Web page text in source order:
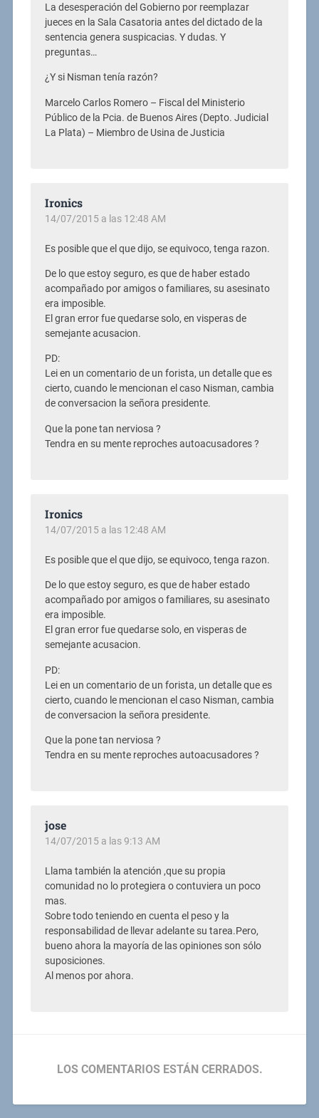
La desesperación del Gobierno por reemplazar
jueces en la Sala Casatoria antes del dictado de la
sentencia genera suspicacias. Y dudas. Y
preguntas…
¿Y si Nisman tenía razón?
Marcelo Carlos Romero – Fiscal del Ministerio
Público de la Pcia. de Buenos Aires (Depto. Judicial
La Plata) – Miembro de Usina de Justicia
Ironics
14/07/2015 a las 12:48 AM
Es posible que el que dijo, se equivoco, tenga razon.
De lo que estoy seguro, es que de haber estado
acompañado por amigos o familiares, su asesinato
era imposible.
El gran error fue quedarse solo, en visperas de
semejante acusacion.
PD:
Lei en un comentario de un forista, un detalle que es
cierto, cuando le mencionan el caso Nisman, cambia
de conversacion la señora presidente.
Que la pone tan nerviosa ?
Tendra en su mente reproches autoacusadores ?
Ironics
14/07/2015 a las 12:48 AM
Es posible que el que dijo, se equivoco, tenga razon.
De lo que estoy seguro, es que de haber estado
acompañado por amigos o familiares, su asesinato
era imposible.
El gran error fue quedarse solo, en visperas de
semejante acusacion.
PD:
Lei en un comentario de un forista, un detalle que es
cierto, cuando le mencionan el caso Nisman, cambia
de conversacion la señora presidente.
Que la pone tan nerviosa ?
Tendra en su mente reproches autoacusadores ?
jose
14/07/2015 a las 9:13 AM
Llama también la atención ,que su propia
comunidad no lo protegiera o contuviera un poco
mas.
Sobre todo teniendo en cuenta el peso y la
responsabilidad de llevar adelante su tarea.Pero,
bueno ahora la mayoría de las opiniones son sólo
suposiciones.
Al menos por ahora.
LOS COMENTARIOS ESTÁN CERRADOS.